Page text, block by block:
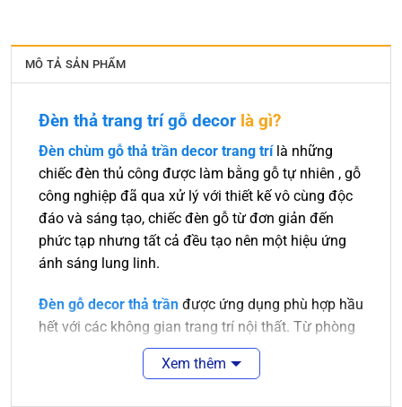
MÔ TẢ SẢN PHẨM
Đèn thả trang trí gỗ decor là gì?
Đèn chùm gỗ thả trần decor trang trí là những
chiếc đèn thủ công được làm bằng gỗ tự nhiên , gỗ
công nghiệp đã qua xử lý với thiết kế vô cùng độc
đáo và sáng tạo, chiếc đèn gỗ từ đơn giản đến
phức tạp nhưng tất cả đều tạo nên một hiệu ứng
ánh sáng lung linh.
Đèn gỗ decor thả trần được ứng dụng phù hợp hầu
hết với các không gian trang trí nội thất. Từ phòng
khách sang trọng đến nhà bếp hay phòng ngủ cần
sự ấm áp thì đều có những chiếc đèn gỗ phù hợp.
Xem thêm